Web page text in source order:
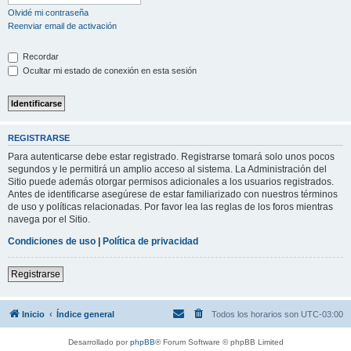
Olvidé mi contraseña
Reenviar email de activación
Recordar
Ocultar mi estado de conexión en esta sesión
REGISTRARSE
Para autenticarse debe estar registrado. Registrarse tomará solo unos pocos
segundos y le permitirá un amplio acceso al sistema. La Administración del
Sitio puede además otorgar permisos adicionales a los usuarios registrados.
Antes de identificarse asegúrese de estar familiarizado con nuestros términos
de uso y políticas relacionadas. Por favor lea las reglas de los foros mientras
navega por el Sitio.
Condiciones de uso | Política de privacidad
Registrarse
Inicio Índice general Todos los horarios son UTC-03:00
Desarrollado porphpBB® Forum Software © phpBB Limited